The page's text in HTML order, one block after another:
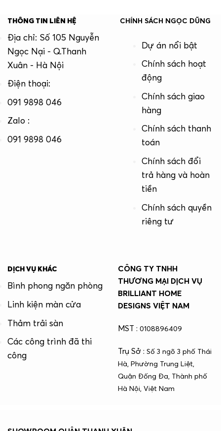
THÔNG TIN LIÊN HỆ
Địa chỉ: Số 105 Nguyễn
Ngọc Nại - Q.Thanh
Xuân - Hà Nội
Điện thoại:
091 9898 046
Zalo :
091 9898 046
CHÍNH SÁCH NGỌC DŨNG
Dự án nổi bật
Chính sách hoạt
động
Chính sách giao
hàng
Chính sách thanh
toán
Chính sách đổi
trả hàng và hoàn
tiền
Chính sách quyền
riêng tư
DỊCH VỤ KHÁC
Bình phong ngăn phòng
Linh kiện màn cửa
Thảm trải sàn
Các công trình đã thi
công
CÔNG TY TNHH
THƯƠNG MẠI DỊCH VỤ
BRILLIANT HOME
DESIGNS VIỆT NAM
MST : 0108896409
Trụ Sở : Số 3 ngõ 3 phố Thái
Hà, Phường Trung Liệt,
Quận Đống Đa, Thành phố
Hà Nội, Việt Nam